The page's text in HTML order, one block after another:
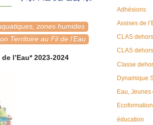
zones humides
Territoire au Fil de l’Eau
l’Eau* 2023-2024
Adhésions
Assises de
CLAS dehors
CLAS dehors
Classe
Dynamique
Eau, Jeunes
Ecoformation
éducation